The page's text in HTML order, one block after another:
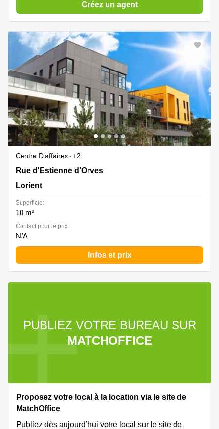
Créez un agent
Centre D'affaires
+2
Celtic Submarine, 1 rue Honoré d'Estienne d'Orves,
Lorient
Rue d'Estienne d'Orves
Lorient
Superficie:
10 m²
Contact pour le prix:
N/A
Infos et prix
PUBLIEZ VOTRE BUREAU SUR
MATCHOFFICE
Proposez votre local à la location via le site de
MatchOffice
Publiez dès aujourd’hui votre local sur le site de